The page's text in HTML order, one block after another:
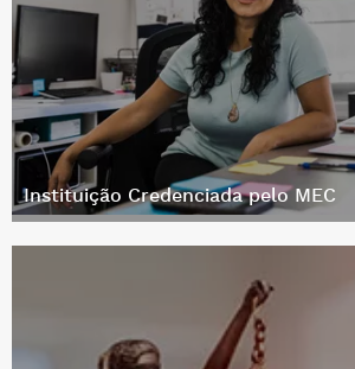
Instituição Credenciada pelo MEC